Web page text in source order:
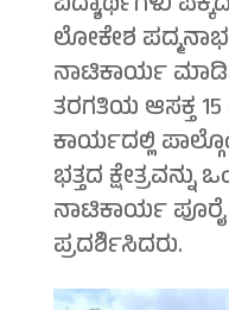
ಲೋಕೇಶ
ನಾಟಿಕಾರ್ಯ
ತರಗತಿಯ ಆಸಕ್ತ
ಕಾರ್ಯದಲ್ಲಿ
ಭತ್ತದ ಕ್ಷೇತ್ರವನ್ನು
ನಾಟಿಕಾರ್ಯ
ಪ್ರದರ್ಶಿಸಿದರು.